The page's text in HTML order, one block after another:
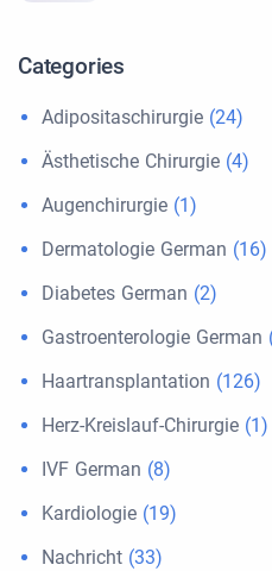
Categories
Adipositaschirurgie (24)
Ästhetische Chirurgie (4)
Augenchirurgie (1)
Dermatologie German (16)
Diabetes German (2)
Gastroenterologie German
Haartransplantation (126)
Herz-Kreislauf-Chirurgie (1)
IVF German (8)
Kardiologie (19)
Nachricht (33)